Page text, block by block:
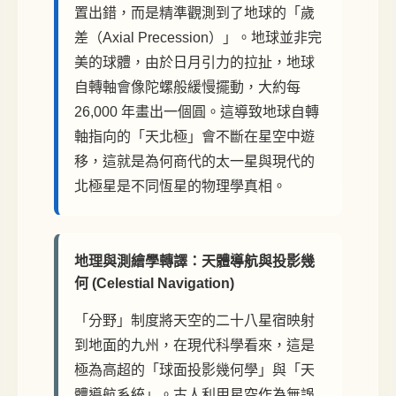
置出錯，而是精準觀測到了地球的「歲
差（Axial Precession）」。地球並非完
美的球體，由於日月引力的拉扯，地球
自轉軸會像陀螺般緩慢擺動，大約每
26,000 年畫出一個圓。這導致地球自轉
軸指向的「天北極」會不斷在星空中遊
移，這就是為何商代的太一星與現代的
北極星是不同恆星的物理學真相。
地理與測繪學轉譯：天體導航與投影幾
何 (Celestial Navigation)
「分野」制度將天空的二十八星宿映射
到地面的九州，在現代科學看來，這是
極為高超的「球面投影幾何學」與「天